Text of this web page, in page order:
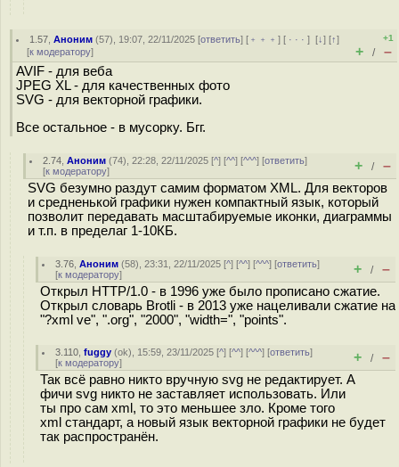
1.57 ,Аноним (57), 19:07, 22/11/2025 [ответить] [ ﹢﹢﹢] [ · · ·][↓] [↑]
[к модератору]
+1
+ / –
AVIF - для веба
JPEG XL - для качественных фото
SVG - для векторной графики.
Все остальное - в мусорку. Бгг.
2.74 ,Аноним (74), 22:28, 22/11/2025 [^] [^^] [^^^] [ответить]
[к модератору] + / –
SVG безумно раздут самим форматом XML. Для векторов
и средненькой графики нужен компактный язык, который
позволит передавать масштабируемые иконки, диаграммы
и т.п. в пределаг 1-10КБ.
3.76 ,Аноним (58), 23:31, 22/11/2025 [^] [^^] [^^^] [ответить]
[к модератору] + / –
Открыл HTTP/1.0 - в 1996 уже было прописано сжатие.
Открыл словарь Brotli - в 2013 уже нацеливали сжатие на
"?xml ve", ".org", "2000", "width=", "points".
3.110 ,fuggy (ok), 15:59, 23/11/2025 [^] [^^] [^^^] [ответить]
[к модератору] + / –
Так всё равно никто вручную svg не редактирует. А
фичи svg никто не заставляет использовать. Или
ты про сам xml, то это меньшее зло. Кроме того
xml стандарт, а новый язык векторной графики не будет
так распространён.